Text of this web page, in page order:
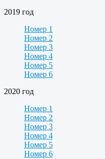
2019 год
Номер 1
Номер 2
Номер 3
Номер 4
Номер 5
Номер 6
2020 год
Номер 1
Номер 2
Номер 3
Номер 4
Номер 5
Номер 6